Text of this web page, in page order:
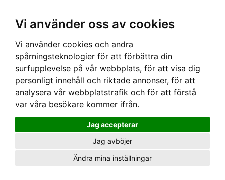
Vi använder oss av cookies
Vi använder cookies och andra
spårningsteknologier för att förbättra din
surfupplevelse på vår webbplats, för att visa dig
personligt innehåll och riktade annonser, för att
analysera vår webbplatstrafik och för att förstå
var våra besökare kommer ifrån.
Jag accepterar
Jag avböjer
Ändra mina inställningar
Hem› DAM›PLUS-STORLEKAR› SPEEDY MIKE TOPP - DOLLY PINUPOR